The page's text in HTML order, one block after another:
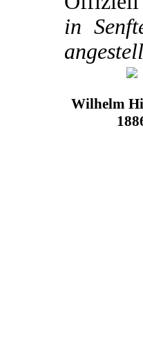
in
Wilhelm